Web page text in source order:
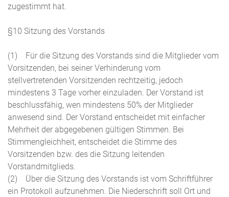
zugestimmt hat.
§10 Sitzung des Vorstands
(1) Für die Sitzung des Vorstands sind die Mitglieder vom
Vorsitzenden, bei seiner Verhinderung vom
stellvertretenden Vorsitzenden rechtzeitig, jedoch
mindestens 3 Tage vorher einzuladen. Der Vorstand ist
beschlussfähig, wen mindestens 50% der Mitglieder
anwesend sind. Der Vorstand entscheidet mit einfacher
Mehrheit der abgegebenen gültigen Stimmen. Bei
Stimmengleichheit, entscheidet die Stimme des
Vorsitzenden bzw. des die Sitzung leitenden
Vorstandmitglieds.
(2) Über die Sitzung des Vorstands ist vom Schriftführer
ein Protokoll aufzunehmen. Die Niederschrift soll Ort und